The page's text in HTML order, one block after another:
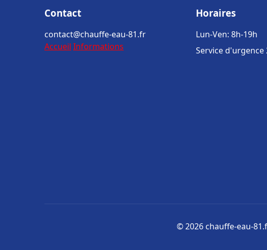
Contact
contact@chauffe-eau-81.fr
Accueil Informations
Horaires
Lun-Ven: 8h-19h
Service d'urgence
© 2026 chauffe-eau-